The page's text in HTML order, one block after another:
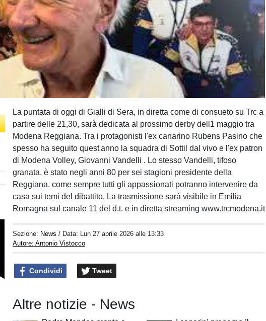
La puntata di oggi di Gialli di Sera, in diretta come di consueto su Trc a
partire delle 21,30, sarà dedicata al prossimo derby dell1 maggio tra
Modena Reggiana. Tra i protagonisti l'ex canarino Rubens Pasino che
spesso ha seguito quest'anno la squadra di Sottil dal vivo e l'ex patron
di Modena Volley, Giovanni Vandelli . Lo stesso Vandelli, tifoso
granata, è stato negli anni 80 per sei stagioni presidente della
Reggiana. come sempre tutti gli appassionati potranno intervenire da
casa sui temi del dibattito. La trasmissione sarà visibile in Emilia
Romagna sul canale 11 del d.t. e in diretta streaming www.trcmodena.it
Sezione: News / Data: Lun 27 aprile 2026 alle 13:33
Autore: Antonio Vistocco
Condividi Tweet
Altre notizie - News